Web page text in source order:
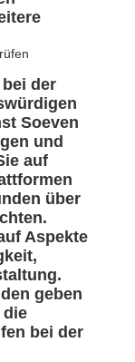
der
Soeven
und
auf
über
Aspekte
geben
die
bei der